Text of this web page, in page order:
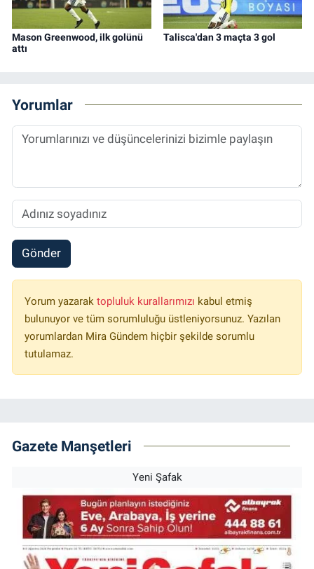
Mason Greenwood, ilk golünü
attı
Talisca'dan 3 maçta 3 gol
Yorumlar
Gönder
Yorum yazarak topluluk kurallarımızı kabul etmiş
bulunuyor ve tüm sorumluluğu üstleniyorsunuz. Yazılan
yorumlardan Mira Gündem hiçbir şekilde sorumlu
tutulamaz.
Gazete Manşetleri
Yeni Şafak